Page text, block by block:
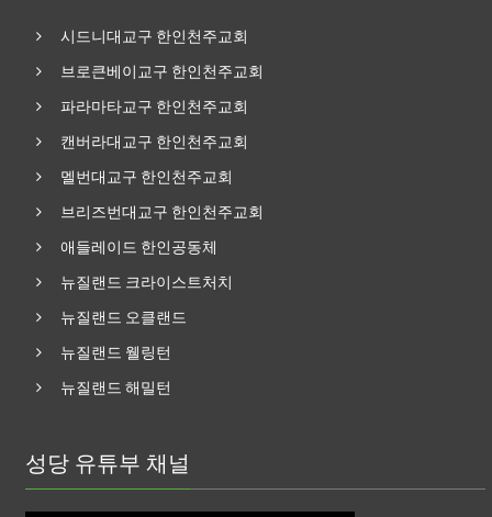
시드니대교구 한인천주교회
브로큰베이교구 한인천주교회
파라마타교구 한인천주교회
캔버라대교구 한인천주교회
멜번대교구 한인천주교회
브리즈번대교구 한인천주교회
애들레이드 한인공동체
뉴질랜드 크라이스트처치
뉴질랜드 오클랜드
뉴질랜드 웰링턴
뉴질랜드 해밀턴
성당 유튜부 채널